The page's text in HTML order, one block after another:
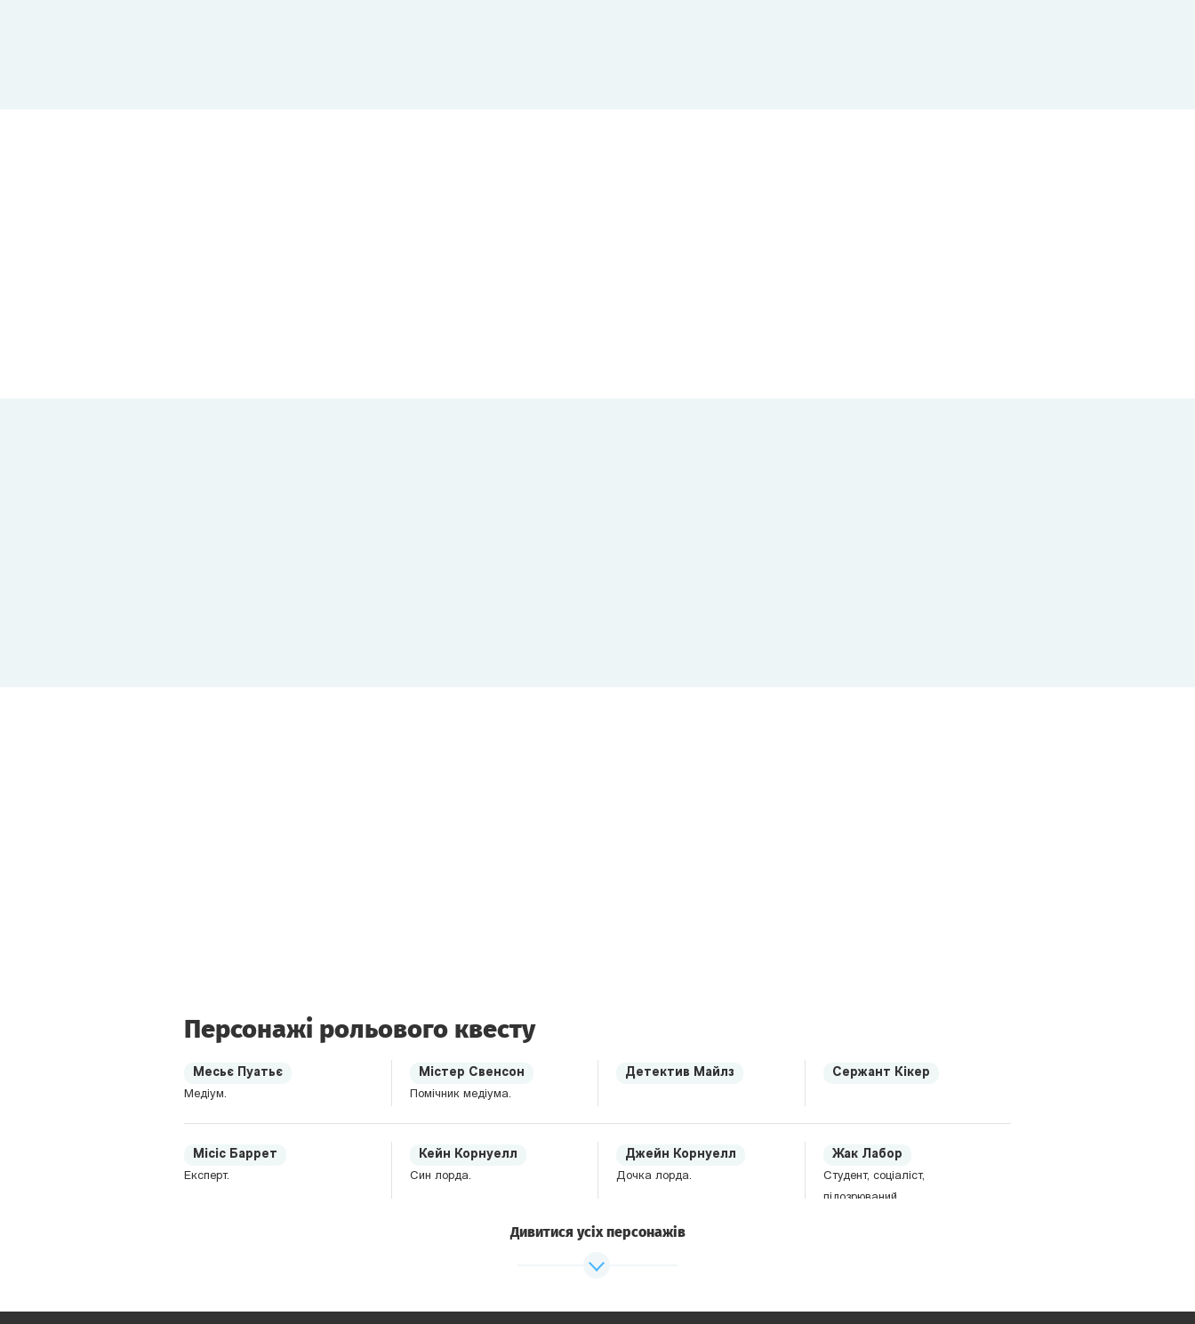
Персонажі рольового квесту
Месьє Пуатьє
Медіум.
Містер Свенсон
Помічник медіума.
Детектив Майлз Сержант Кікер
Місіс Баррет
Експерт.
Кейн Корнуелл
Син лорда.
Джейн Корнуелл
Дочка лорда.
Жак Лабор
Студент, соціаліст,
підозрюваний.
Дивитися усіх персонажів